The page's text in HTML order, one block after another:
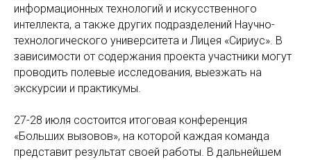
информационных технологий и искусственного
интеллекта, а также других подразделений Научно-
технологического университета и Лицея «Сириус». В
зависимости от содержания проекта участники могут
проводить полевые исследования, выезжать на
экскурсии и практикумы.
27-28 июля состоится итоговая конференция
«Больших вызовов», на которой каждая команда
представит результат своей работы. В дальнейшем